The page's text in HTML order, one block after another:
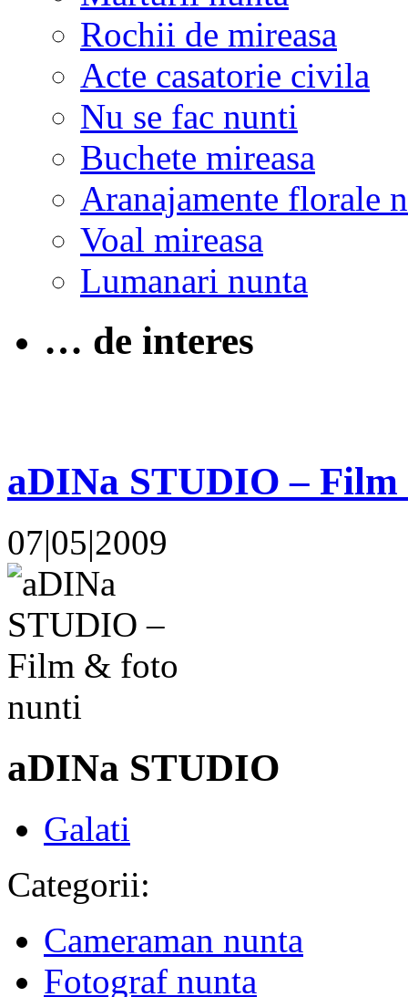
Rochii de mireasa
Acte casatorie civila
Nu se fac nunti
Buchete mireasa
Aranajamente florale
Voal mireasa
Lumanari nunta
… de interes
aDINa STUDIO –
07|05|2009
aDINa STUDIO
Galati
Categorii:
Cameraman nunta
Fotograf nunta